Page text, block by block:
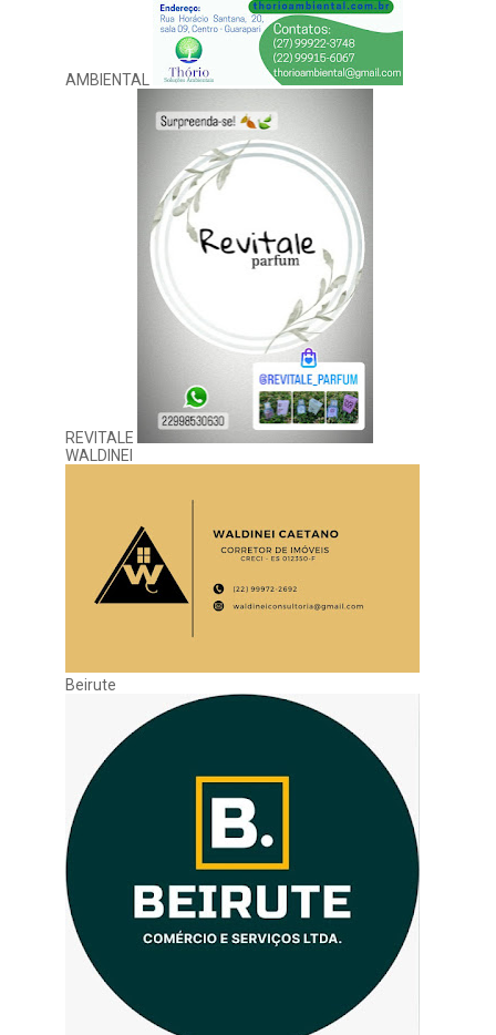
AMBIENTAL
REVITALE
WALDINEI
Beirute